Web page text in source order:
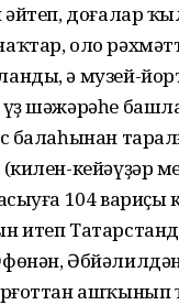
әйтеп, доғалар
оло
ә музей-
үҙ шәжәрәһе
балаһынан
кейәүҙәр
104 вариҫы
итеп
ашҡынып